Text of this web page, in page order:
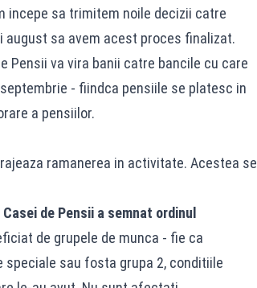
incepe sa trimitem noile decizii catre
sa avem acest proces finalizat.
Pensii va vira banii catre bancile cu care
- fiindca pensiile se platesc in
a pensiilor.
ramanerea in activitate. Acestea se
de Pensii a semnat ordinul
de grupele de munca - fie ca
speciale sau fosta grupa 2, conditiile